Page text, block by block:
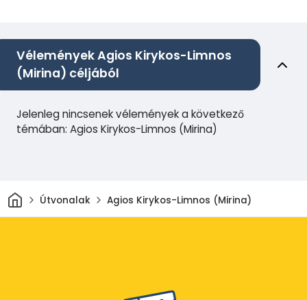
Vélemények Agios Kirykos-Limnos
(Mirina) céljából
Jelenleg nincsenek vélemények a következő
témában: Agios Kirykos-Limnos (Mirina)
Otthon
Útvonalak Agios Kirykos-Limnos (Mirina)